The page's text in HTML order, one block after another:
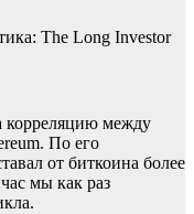
The Long Investor
корреляцию между
По его
от биткоина более
мы как раз